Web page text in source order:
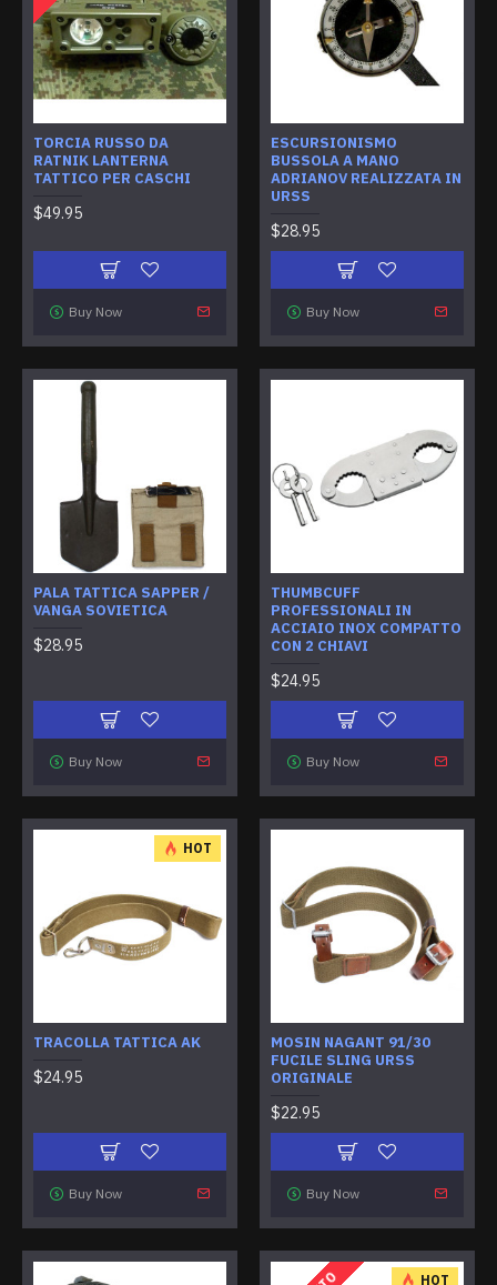
TORCIA RUSSO DA
RATNIK LANTERNA
TATTICO PER CASCHI
$49.95
Buy Now
ESCURSIONISMO
BUSSOLA A MANO
ADRIANOV REALIZZATA IN
URSS
$28.95
Buy Now
PALA TATTICA SAPPER /
VANGA SOVIETICA
$28.95
Buy Now
THUMBCUFF
PROFESSIONALI IN
ACCIAIO INOX COMPATTO
CON 2 CHIAVI
$24.95
Buy Now
HOT
TRACOLLA TATTICA AK
$24.95
Buy Now
MOSIN NAGANT 91/30
FUCILE SLING URSS
ORIGINALE
$22.95
Buy Now
HOT